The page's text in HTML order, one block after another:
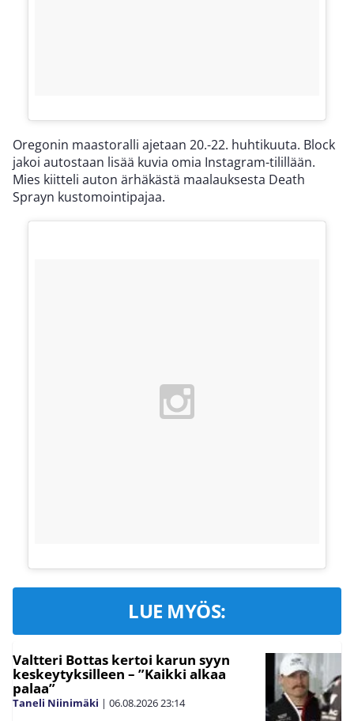
Oregonin maastoralli ajetaan 20.-22. huhtikuuta. Block
jakoi autostaan lisää kuvia omia Instagram-tilillään.
Mies kiitteli auton ärhäkästä maalauksesta Death
Sprayn kustomointipajaa.
LUE MYÖS:
Valtteri Bottas kertoi karun syyn
keskeytyksilleen – ”Kaikki alkaa
palaa”
Taneli Niinimäki | 06.08.202623:14